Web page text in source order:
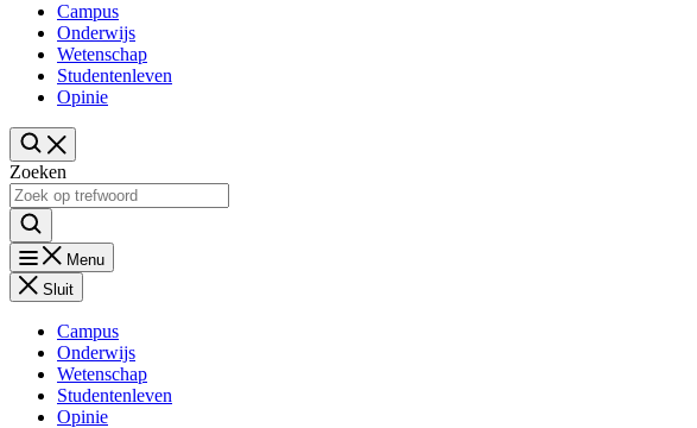
Campus
Onderwijs
Wetenschap
Studentenleven
Opinie
Zoeken
Menu
Sluit
Campus
Onderwijs
Wetenschap
Studentenleven
Opinie